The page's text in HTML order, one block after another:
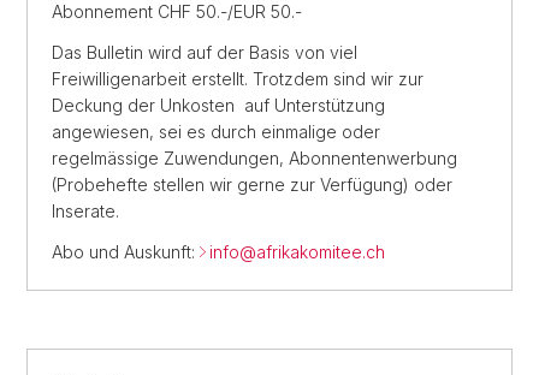
Abonnement CHF 50.-/EUR 50.-
Das Bulletin wird auf der Basis von viel
Freiwilligenarbeit erstellt. Trotzdem sind wir zur
Deckung der Unkosten auf Unterstützung
angewiesen, sei es durch einmalige oder
regelmässige Zuwendungen, Abonnentenwerbung
(Probehefte stellen wir gerne zur Verfügung) oder
Inserate.
Abo und Auskunft:
info@afrikakomitee.ch